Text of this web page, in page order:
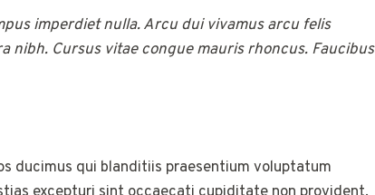
imperdiet nulla. Arcu dui vivamus arcu felis
nibh. Cursus vitae congue mauris rhoncus. Faucibus
ducimus qui blanditiis praesentium voluptatum